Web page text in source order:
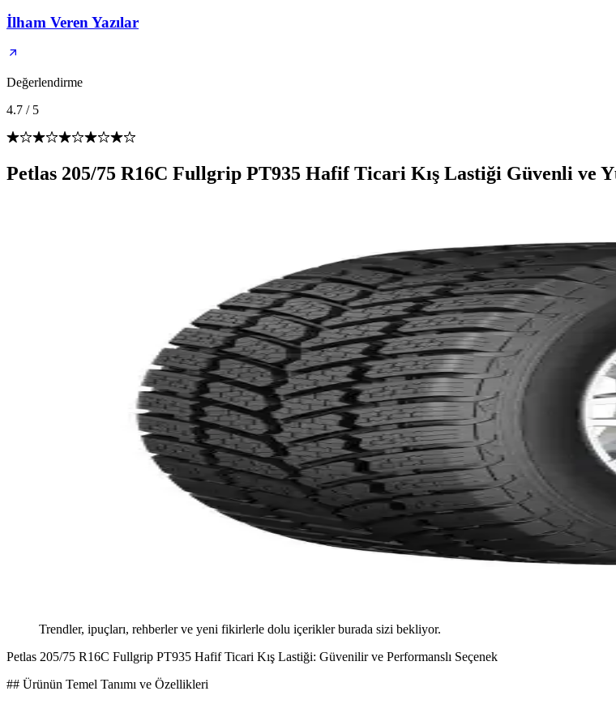
İlham Veren Yazılar
Değerlendirme
4.7 / 5
Petlas 205/75 R16C Fullgrip PT935 Hafif Ticari Kış Lastiği Güvenli ve
Trendler, ipuçları, rehberler ve yeni fikirlerle dolu içerikler burada sizi bekliyor.
Petlas 205/75 R16C Fullgrip PT935 Hafif Ticari Kış Lastiği: Güvenilir ve Performanslı Seçenek
## Ürünün Temel Tanımı ve Özellikleri